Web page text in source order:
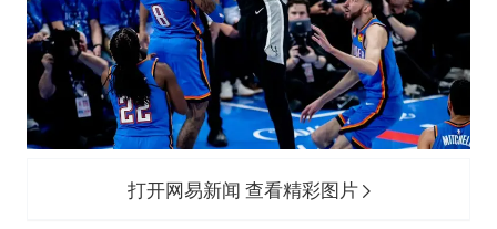
打开网易新闻 查看精彩图片